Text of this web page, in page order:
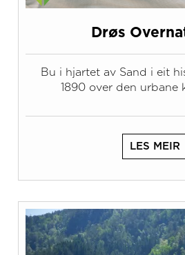
Drøs
Bu i hjartet av Sand i eit
1890 over den urbane
LES MEIR